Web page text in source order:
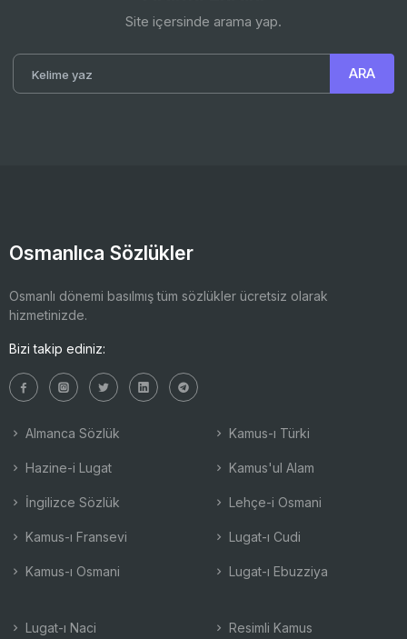
Site içersinde arama yap.
Osmanlıca Sözlükler
Osmanlı dönemi basılmış tüm sözlükler ücretsiz olarak
hizmetinizde.
Bizi takip ediniz:
Almanca Sözlük
Hazine-i Lugat
İngilizce Sözlük
Kamus-ı Fransevi
Kamus-ı Osmani
Kamus-ı Türki
Kamus'ul Alam
Lehçe-i Osmani
Lugat-ı Cudi
Lugat-ı Ebuzziya
Lugat-ı Naci Resimli Kamus